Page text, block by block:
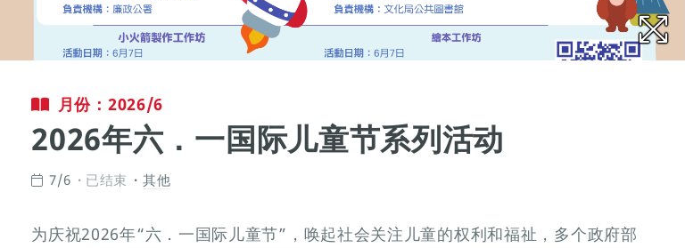
月份：2026/6
2026年六．一国际儿童节系列活动
7/6 已结束 其他
为庆祝2026年“六．一国际儿童节”，唤起社会关注儿童的权利和福祉，多个政府部